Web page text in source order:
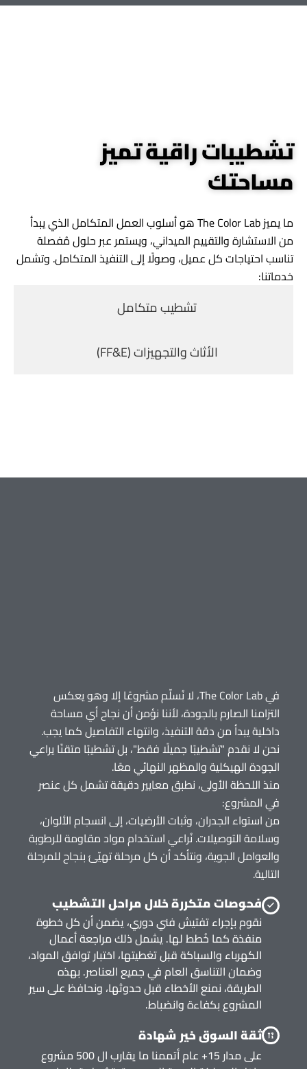
تشطيبات راقية تميز
مساحتك
ما يميز The Color Lab هو أسلوب العمل المتكامل الذي يبدأ
من الاستشارة والتقييم الميداني، ويستمر عبر حلول مُفصلة
تناسب احتياجات كل عميل، وصولًا إلى التنفيذ المتكامل. وتشمل
خدماتنا:
تشطيب متكامل
الأثاث والتجهيزات (FF&E)
في The Color Lab، لا نُسلّم مشروعًا إلا وهو يعكس
التزامنا الصارم بالجودة، لأننا نؤمن أن نجاح أي مساحة
داخلية يبدأ من دقة التنفيذ، وانتهاء التفاصيل كما يجب.
نحن لا نقدم "تشطيبًا جميلًا فقط"، بل تشطيبًا متقنًا يراعي
الجودة الهيكلية والمظهر النهائي معًا.
منذ اللحظة الأولى، نطبق معايير دقيقة تشمل كل عنصر
في المشروع:
من استواء الجدران، وثبات الأرضيات، إلى انسجام الألوان،
وسلامة التوصيلات. نُراعي استخدام مواد مقاومة للرطوبة
والعوامل الجوية، ونتأكد أن كل مرحلة تهيّئ بنجاح للمرحلة
التالية.
فحوصات متكررة خلال مراحل التشطيب
نقوم بإجراء تفتيش فني دوري، يضمن أن كل خطوة
منفذة كما خُطط لها. يشمل ذلك مراجعة أعمال
الكهرباء والسباكة قبل تغطيتها، اختبار توافق المواد،
وضمان التناسق العام في جميع العناصر. بهذه
الطريقة، نمنع الأخطاء قبل حدوثها، ونحافظ على سير
المشروع بكفاءة وانضباط.
ثقة السوق خير شهادة
على مدار 15+ عام أتممنا ما يقارب ال 500 مشروع